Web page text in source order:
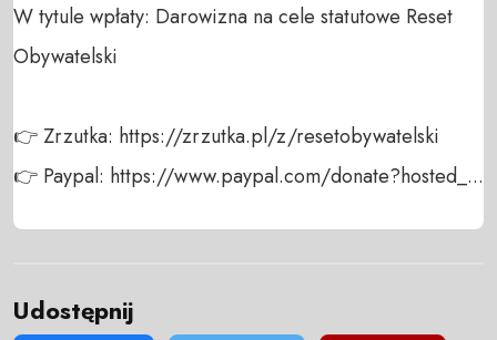
W tytule wpłaty: Darowizna na cele statutowe Reset
Obywatelski
👉 Zrzutka: https://zrzutka.pl/z/resetobywatelski
👉 Paypal: https://www.paypal.com/donate?hosted_...
Udostępnij